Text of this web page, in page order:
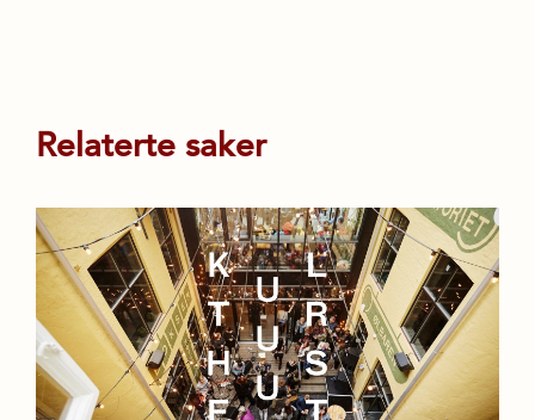
Relaterte saker